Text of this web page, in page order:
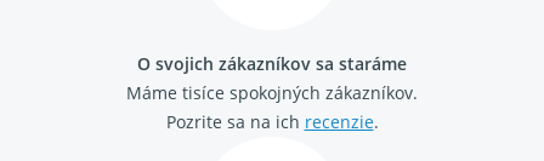
O svojich zákazníkov sa staráme
Máme tisíce spokojných zákazníkov.
Pozrite sa na ich recenzie.